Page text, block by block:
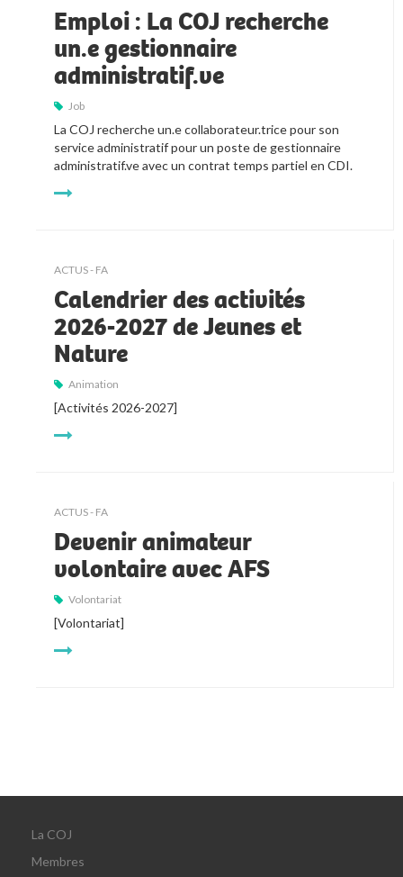
Emploi : La COJ recherche
un.e gestionnaire
administratif.ve
Job
La COJ recherche un.e collaborateur.trice pour son
service administratif pour un poste de gestionnaire
administratif.ve avec un contrat temps partiel en CDI.
ACTUS - FA
Calendrier des activités
2026-2027 de Jeunes et
Nature
Animation
[Activités 2026-2027]
ACTUS - FA
Devenir animateur
volontaire avec AFS
Volontariat
[Volontariat]
La COJ
Membres